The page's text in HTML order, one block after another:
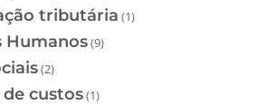
tributária (1)
Humanos(9)
(2)
custos(1)